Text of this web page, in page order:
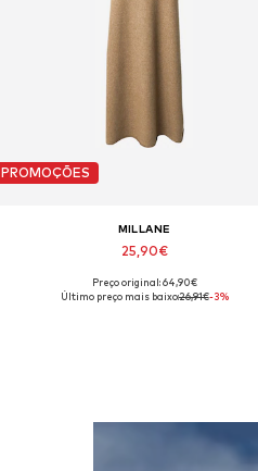
PROMOÇÕES
MILLANE
25,90€
Tamanhos disponíveis: XS, S, M, L, XL, XXL
Preço original: 64,90€
Último preço mais baixo:26,91€-3%